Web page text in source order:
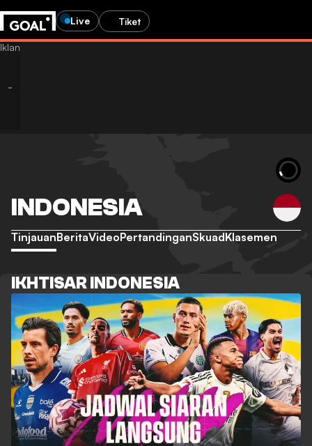
Live Tiket
INDONESIA
TinjauanBeritaVideoPertandinganSkuadKlasemen
IKHTISAR INDONESIA